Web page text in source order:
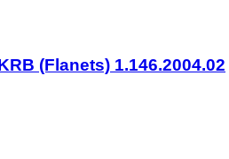
(Flanets) 1.146.2004.02